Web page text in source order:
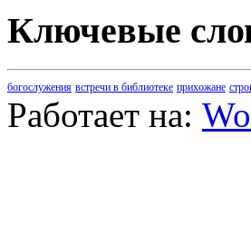
Ключевые
богослужения встречи в библиотеке прихожане
Работает на: